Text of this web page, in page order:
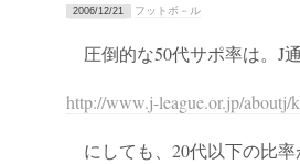
2006/12/21 フットボ－ル
圧倒的な50代サポ率は。J
http://www.j-league.or.jp/aboutj/
にしても、20代以下の比